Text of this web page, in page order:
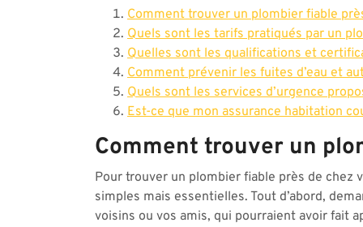
Comment trouver un plombier fiable
Quels sont les tarifs pratiqués par un
Quelles sont les qualifications et
Comment prévenir les fuites d’eau et
Quels sont les services d’urgence
Est-ce que mon assurance habitation
Comment trouver un
Pour trouver un plombier fiable près de chez
simples mais essentielles. Tout d’abord,
voisins ou vos amis, qui pourraient avoir fait